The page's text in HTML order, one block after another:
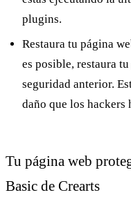
plugins.
Restaura tu página
es posible, restaura
seguridad anterior.
daño que los hackers
Tu página web
Basic de Crearts